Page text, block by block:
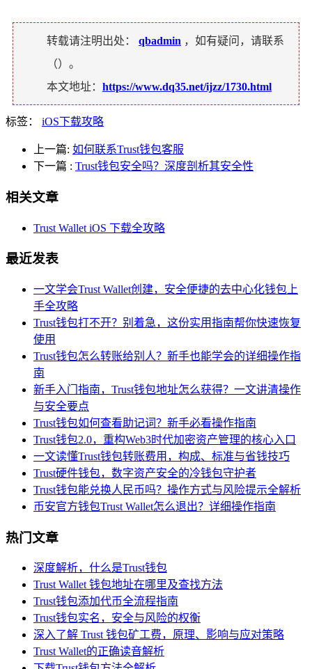
转载请注明出处： qbadmin ，如有疑问，请联系
（）。
本文地址： https://www.dq35.net/ijzz/1730.html
标签： iOS下载攻略
上一篇: 如何联系Trust钱包客服
下一篇 : Trust钱包安全吗？深度剖析其安全性
相关文章
Trust Wallet iOS 下载全攻略
最近发表
一文学会Trust Wallet创建，安全便捷的去中心化钱包上
手全攻略
Trust钱包打不开？别着急，这份实用指南帮你快速恢复
使用
Trust钱包怎么转账给别人？新手也能学会的详细操作指
南
新手入门指南，Trust钱包地址怎么获得？一文讲清操作
与安全要点
Trust钱包如何查看助记词？新手必看操作指南
Trust钱包2.0，重构Web3时代加密资产管理的核心入口
一文读懂Trust钱包转账费用，构成、标准与省钱技巧
Trust硬件钱包，数字资产安全的冷钱包守护者
Trust钱包能兑换人民币吗？操作方式与风险提示全解析
币安官方钱包Trust Wallet怎么退出？详细操作指南
热门文章
深度解析，什么是Trust钱包
Trust Wallet 钱包地址在哪里及查找方法
Trust钱包添加代币全流程指南
Trust钱包实名，安全与风险的权衡
深入了解 Trust 钱包矿工费，原理、影响与应对策略
Trust Wallet的正确读音解析